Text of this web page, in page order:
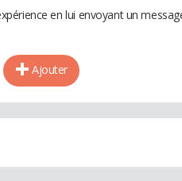
en lui envoyant un
Ajouter